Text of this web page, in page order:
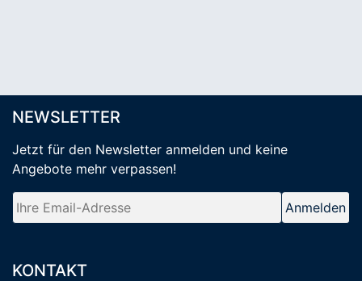
NEWSLETTER
Jetzt für den Newsletter anmelden und keine
Angebote mehr verpassen!
KONTAKT